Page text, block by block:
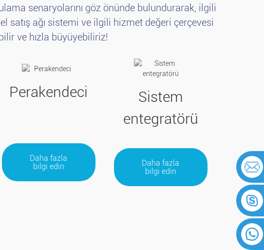
senaryolarını göz önünde bulundurarak, ilgili
satış ağı sistemi ve ilgili hizmet değeri çerçevesi
ve hızla büyüyebiliriz!
Perakendeci
Daha fazla
bilgi edin
Sistem
entegratörü
Daha fazla
bilgi edin